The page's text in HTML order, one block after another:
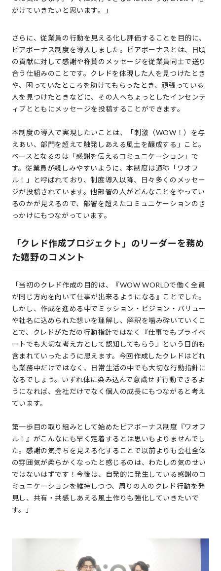
がけていきたいと思います。」
さらに、従業員の行動を見える化し評価することを目的に、
ピアボーナス制度を導入しました。ピアボーナスとは、日頃
の貢献に対して感謝や称賛のメッセージを従業員同士で送り
合う仕組みのことです。クレドを体現した人を見つけたとき
や、困っていたところを助けてもらったとき、頑張っている
人を見つけたときなどに、その人へちょっとしたインセンテ
ィブとともにメッセージを投稿することができます。
本制度の導入で実現したいことは、「刺激（WOW！）を与
えあい、部門を超えて触発しあえる風土を醸成する」こと。
ベースとなるのは「感謝を伝えるコミュニケーション」で
す。従業員が親しみやすいように、本制度は通称「ワオフ
ル！」と呼ばれており、制度導入以降、日々多くのメッセー
ジが投稿されています。他部署の人がどんなことをやってい
るのかが見えるので、部署を超えたコミュニケーションのき
っかけにもつながっています。
「クレド作成プロジェクト」のリーダーを務め
た嬉野のコメント
「当初のクレド作成の目的は、『WOW WORLDで働く全員
が同じ方向を向いて仕事が出来るようになる』ことでした。
しかし、作成を進める中でミッション・ビジョン・バリュー
や社名に込められた想いを理解し、解釈を噛み砕いていくこ
とで、クレドがただの行動指針ではなく『仕事でもプライベ
ートでも大切な考え方として認知してもらう』という目的も
含まれていったように思えます。今回作成したクレドはどれ
も業務中だけではなく、日常生活の中でも大切な行動指針に
なるでしょう。いずれ体に染み込んで意識せず行動できるよ
うになれば、会社だけでなく個人の成長にもつながると考え
ています。
第一歩目の取り組みとして始めたピアボーナス制度『ワオフ
ル！』がこんなにも早く定着するとは思いもよりませんでし
た。感謝の気持ちを見える化することで以前よりも会社全体
の雰囲気が柔らかくなったと感じるのは、わたしの気のせい
ではないはずです！今後は、自発的に発生している感謝のコ
ミュニケーションを維持しつつ、周りの人のクレド行動を発
見し、共有・共感しあえる風土作りも強化していきたいで
す。」